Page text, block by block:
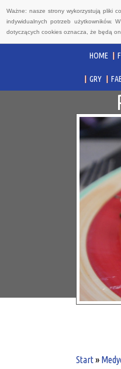
Ważne: nasze strony wykorzystują pliki
indywidualnych potrzeb użytkowników.
dotyczących cookies oznacza, że będą
HOME
GRY
Start»